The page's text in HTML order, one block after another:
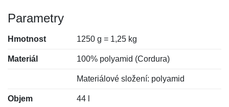
Parametry
Hmotnost 1250 g = 1,25 kg
Materiál 100% polyamid (Cordura)
Materiálové složení: polyamid
Objem 44 l